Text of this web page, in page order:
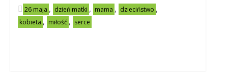
26 maja , dzień matki , mama , dzieciństwo ,
kobieta , miłość , serce